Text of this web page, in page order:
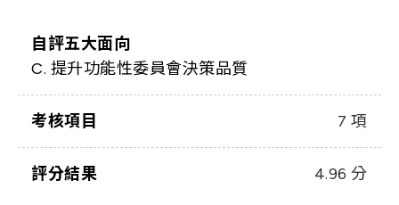
自評五大面向
C. 提升功能性委員會決策品質
考核項目 7 項
評分結果 4.96 分